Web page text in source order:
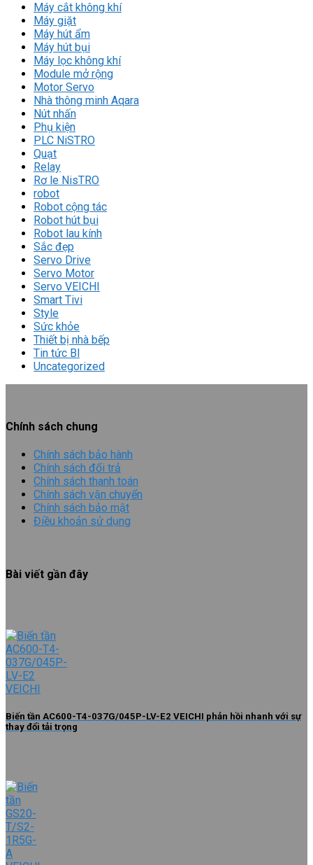
Máy cắt không khí
Máy giặt
Máy hút ẩm
Máy hút bụi
Máy lọc không khí
Module mở rộng
Motor Servo
Nhà thông minh Aqara
Nút nhấn
Phụ kiện
PLC NiSTRO
Quạt
Relay
Rơ le NisTRO
robot
Robot cộng tác
Robot hút bụi
Robot lau kính
Sắc đẹp
Servo Drive
Servo Motor
Servo VEICHI
Smart Tivi
Style
Sức khỏe
Thiết bị nhà bếp
Tin tức Bl
Uncategorized
Chính sách chung
Chính sách bảo hành
Chính sách đổi trả
Chính sách thanh toán
Chính sách vận chuyển
Chính sách bảo mật
Điều khoản sử dụng
Bài viết gần đây
Biến tần AC600-T4-037G/045P-LV-E2 VEICHI phản hồi nhanh với sự
thay đổi tải trọng